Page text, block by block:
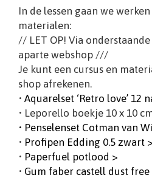
In de lessen gaan we
materialen:
// LET OP! Via
aparte webshop ///
Je kunt een cursus en
shop afrekenen.
• Aquarelset ‘Retro love’ 12
• Leporello boekje 10 x 10
• Penselenset Cotman van
• Profipen Edding 0.5 zwart >
• Paperfuel potlood >
• Gum faber castell dust free